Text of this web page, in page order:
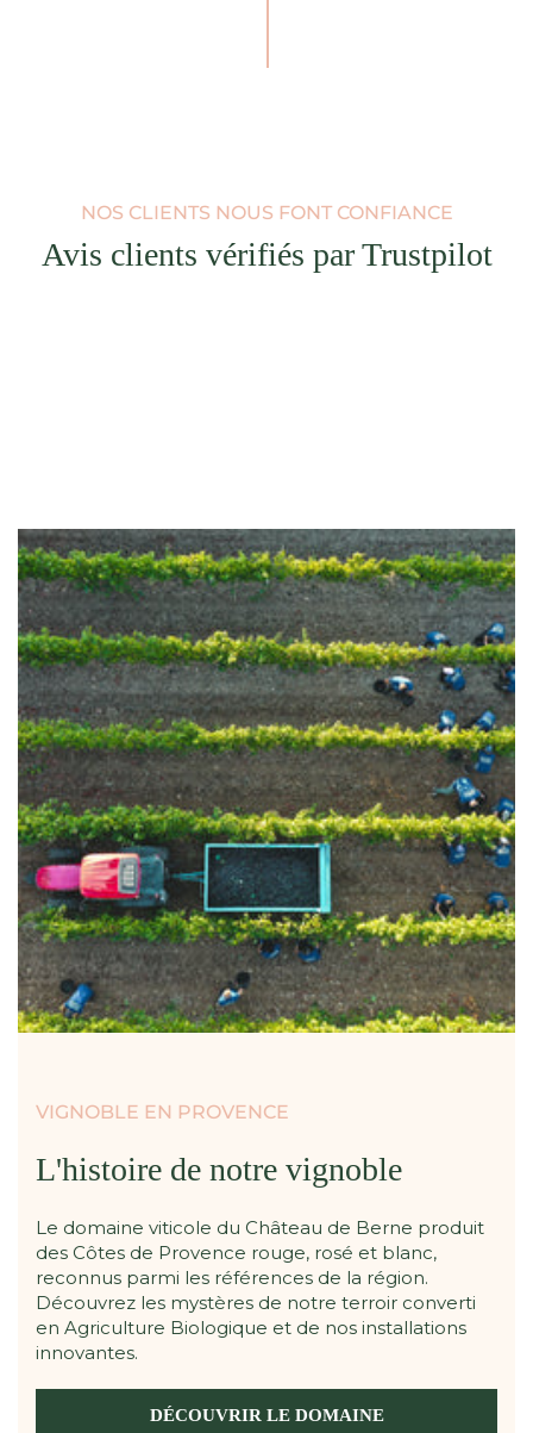
NOS CLIENTS NOUS FONT CONFIANCE
Avis clients vérifiés par Trustpilot
VIGNOBLE EN PROVENCE
L'histoire de notre vignoble
Le domaine viticole du Château de Berne produit
des Côtes de Provence rouge, rosé et blanc,
reconnus parmi les références de la région.
Découvrez les mystères de notre terroir converti
en Agriculture Biologique et de nos installations
innovantes.
DÉCOUVRIR LE DOMAINE